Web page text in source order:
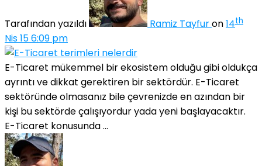
Tarafından yazıldı Ramiz Tayfuron14th
Nis 15 6:09 pm
E-Ticaret mükemmel bir ekosistem olduğu gibi oldukça
ayrıntı ve dikkat gerektiren bir sektördür. E-Ticaret
sektöründe olmasanız bile çevrenizde en azından bir
kişi bu sektörde çalışıyordur yada yeni başlayacaktır.
E-Ticaret konusunda ...